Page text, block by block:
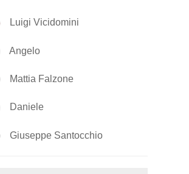
Luigi Vicidomini
Angelo
Mattia Falzone
Daniele
Giuseppe Santocchio